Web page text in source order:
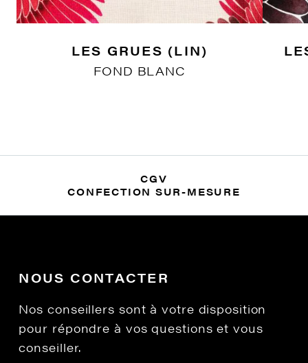
LES GRUES (LIN)
FOND BLANC
CGV
CONFECTION SUR-MESURE
NOUS CONTACTER
Nos conseillers sont à votre disposition
pour répondre à vos questions et vous
conseiller.